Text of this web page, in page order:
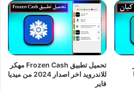
تحميل تطبيق Frozen Cash مهكر
للاندرويد اخر اصدار 2024 من ميديا
فاير